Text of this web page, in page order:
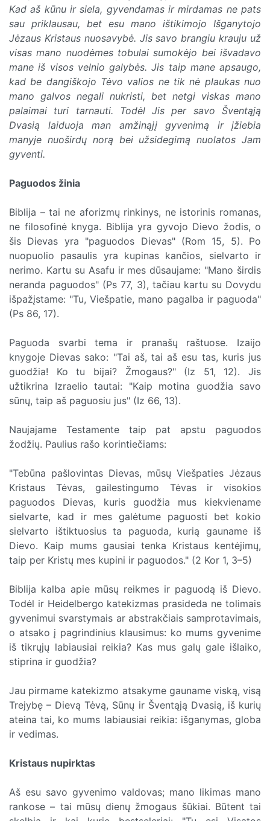
Kad aš kūnu ir siela, gyvendamas ir mirdamas ne pats
sau priklausau, bet esu mano ištikimojo Išganytojo
Jėzaus Kristaus nuosavybė. Jis savo brangiu krauju už
visas mano nuodėmes tobulai sumokėjo bei išvadavo
mane iš visos velnio galybės. Jis taip mane apsaugo,
kad be dangiškojo Tėvo valios ne tik nė plaukas nuo
mano galvos negali nukristi, bet netgi viskas mano
palaimai turi tarnauti. Todėl Jis per savo Šventąją
Dvasią laiduoja man amžinąjį gyvenimą ir įžiebia
manyje nuoširdų norą bei užsidegimą nuolatos Jam
gyventi.
Paguodos žinia
Biblija – tai ne aforizmų rinkinys, ne istorinis romanas,
ne filosofinė knyga. Biblija yra gyvojo Dievo žodis, o
šis Dievas yra "paguodos Dievas" (Rom 15, 5). Po
nuopuolio pasaulis yra kupinas kančios, sielvarto ir
nerimo. Kartu su Asafu ir mes dūsaujame: "Mano širdis
neranda paguodos" (Ps 77, 3), tačiau kartu su Dovydu
išpažįstame: "Tu, Viešpatie, mano pagalba ir paguoda"
(Ps 86, 17).
Paguoda svarbi tema ir pranašų raštuose. Izaijo
knygoje Dievas sako: "Tai aš, tai aš esu tas, kuris jus
guodžia! Ko tu bijai? Žmogaus?" (Iz 51, 12). Jis
užtikrina Izraelio tautai: "Kaip motina guodžia savo
sūnų, taip aš paguosiu jus" (Iz 66, 13).
Naujajame Testamente taip pat apstu paguodos
žodžių. Paulius rašo korintiečiams:
"Tebūna pašlovintas Dievas, mūsų Viešpaties Jėzaus
Kristaus Tėvas, gailestingumo Tėvas ir visokios
paguodos Dievas, kuris guodžia mus kiekviename
sielvarte, kad ir mes galėtume paguosti bet kokio
sielvarto ištiktuosius ta paguoda, kurią gauname iš
Dievo. Kaip mums gausiai tenka Kristaus kentėjimų,
taip per Kristų mes kupini ir paguodos." (2 Kor 1, 3–5)
Biblija kalba apie mūsų reikmes ir paguodą iš Dievo.
Todėl ir Heidelbergo katekizmas prasideda ne tolimais
gyvenimui svarstymais ar abstrakčiais samprotavimais,
o atsako į pagrindinius klausimus: ko mums gyvenime
iš tikrųjų labiausiai reikia? Kas mus galų gale išlaiko,
stiprina ir guodžia?
Jau pirmame katekizmo atsakyme gauname viską, visą
Trejybę – Dievą Tėvą, Sūnų ir Šventąją Dvasią, iš kurių
ateina tai, ko mums labiausiai reikia: išganymas, globa
ir vedimas.
Kristaus nupirktas
Aš esu savo gyvenimo valdovas; mano likimas mano
rankose – tai mūsų dienų žmogaus šūkiai. Būtent tai